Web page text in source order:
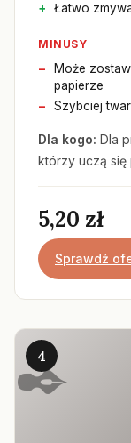
Łatwo
MINUSY
Może
papierze
Szybciej
Dla kogo: Dla
którzy uczą
5,20 zł
Sprawdź
4